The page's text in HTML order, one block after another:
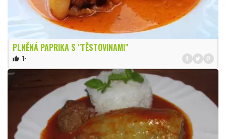
PLNĚNÁ PAPRIKA S "TĚSTOVINAMI"
thumb_up 1×